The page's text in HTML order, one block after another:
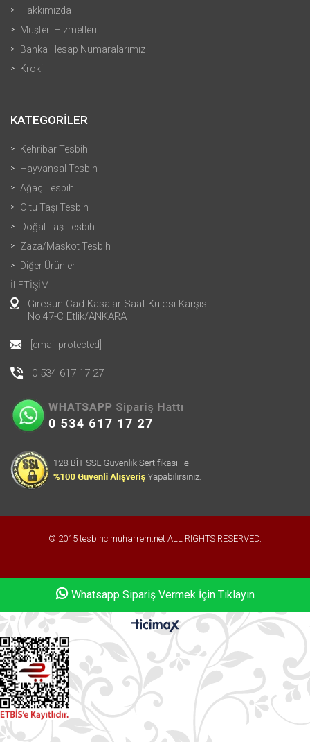
Whatsapp Sipariş Vermek İçin Tıklayın
Hakkımızda
Müşteri Hizmetleri
Banka Hesap Numaralarımız
Kroki
KATEGORİLER
Kehribar Tesbih
Hayvansal Tesbih
Ağaç Tesbih
Oltu Taşı Tesbih
Doğal Taş Tesbih
Zaza/Maskot Tesbih
Diğer Ürünler
İLETİŞİM
Giresun Cad.Kasalar Saat Kulesi Karşısı
No:47-C Etlik/ANKARA
[email protected]
0 534 617 17 27
© 2015 tesbihcimuharrem.net ALL RIGHTS RESERVED.
Whatsapp Sipariş Vermek İçin Tıklayın